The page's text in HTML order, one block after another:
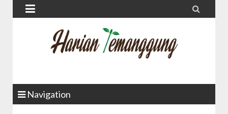
 
Navigation